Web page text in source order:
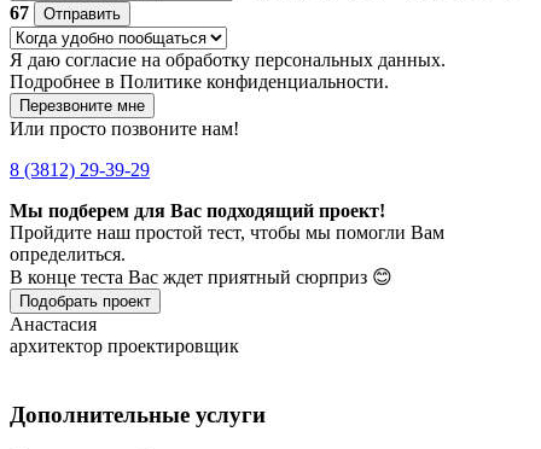
67
Отправить
Я даю согласие на обработку персональных данных.
Подробнее в Политике конфиденциальности.
Перезвоните мне
Или просто позвоните нам!
8 (3812) 29-39-29
Мы подберем для Вас подходящий проект!
Пройдите наш простой тест, чтобы мы помогли Вам
определиться.
В конце теста Вас ждет приятный сюрприз 😊
Подобрать проект
Анастасия
архитектор проектировщик
Дополнительные услуги